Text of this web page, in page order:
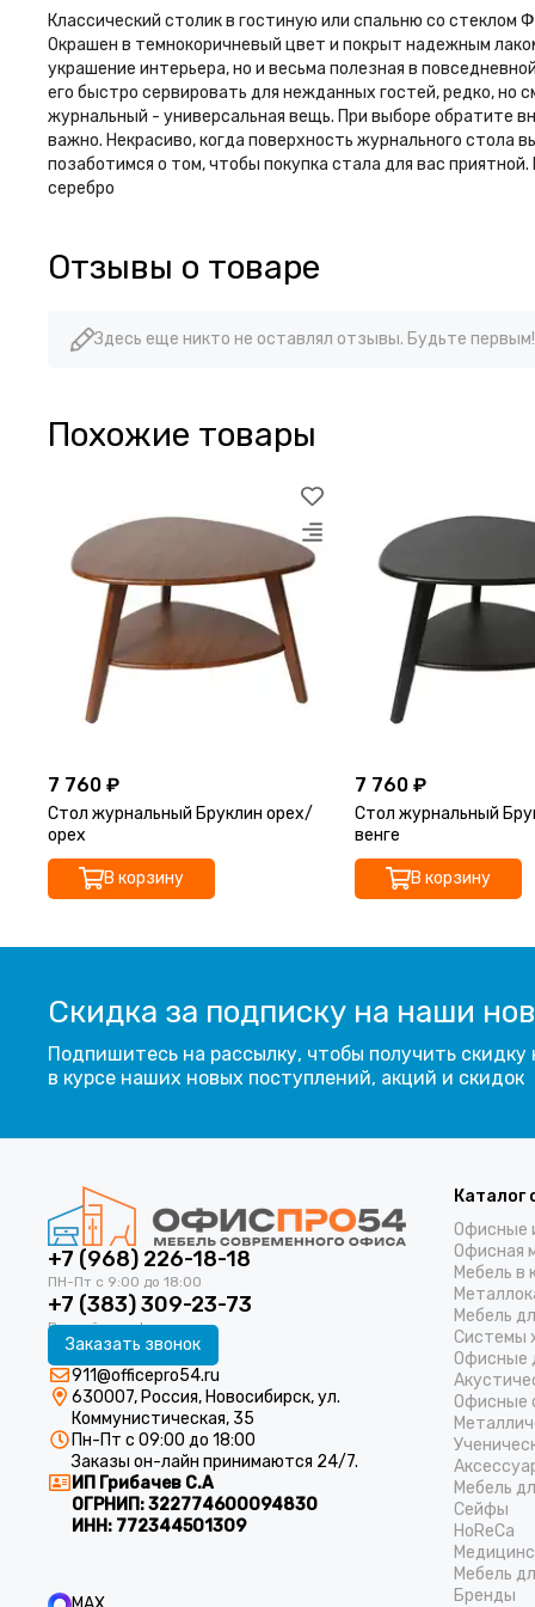
Классический столик в гостиную или спальню со стеклом
Окрашен в темнокоричневый цвет и покрыт надежным
украшение интерьера, но и весьма полезная в
его быстро сервировать для нежданных гостей, редко, но
журнальный - универсальная вещь. При выборе обратите
важно. Некрасиво, когда поверхность журнального стола
позаботимся о том, чтобы покупка стала для вас
серебро
Отзывы о товаре
Здесь еще никто не оставлял отзывы. Будьте первым!
Похожие товары
7 760 ₽
Стол журнальный Бруклин орех/
орех
В корзину
7 760 ₽
Стол журнальный
венге
В корзину
Скидка за подписку на наши
Подпишитесь на рассылку, чтобы получить скидку
в курсе наших новых поступлений, акций и скидок
+7 (968) 226-18-18
+7 (383) 309-23-73
Заказать звонок
911@officepro54.ru
630007, Россия, Новосибирск, ул.
Коммунистическая, 35
Пн-Пт с 09:00 до 18:00
Заказы он-лайн принимаются 24/7.
ИП Грибачев С.А
ОГРНИП:322774600094830
ИНН: 772344501309
Каталог
Офисные
Офисная
Мебель в
Мебель
Системы
Офисные
Офисные
Мебель
Cейфы
HoReCa
Мебель
Бренды